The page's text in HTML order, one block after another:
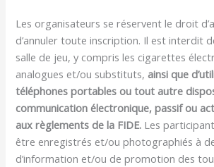
Les organisateurs se réservent le droit
d’annuler toute inscription. Il est interdit
salle de jeu, y compris les cigarettes
analogues et/ou substituts, ainsi que
téléphones portables ou tout autre
communication électronique, passif ou
aux règlements de la FIDE. Les
être enregistrés et/ou photographiés à
d’information et/ou de promotion des